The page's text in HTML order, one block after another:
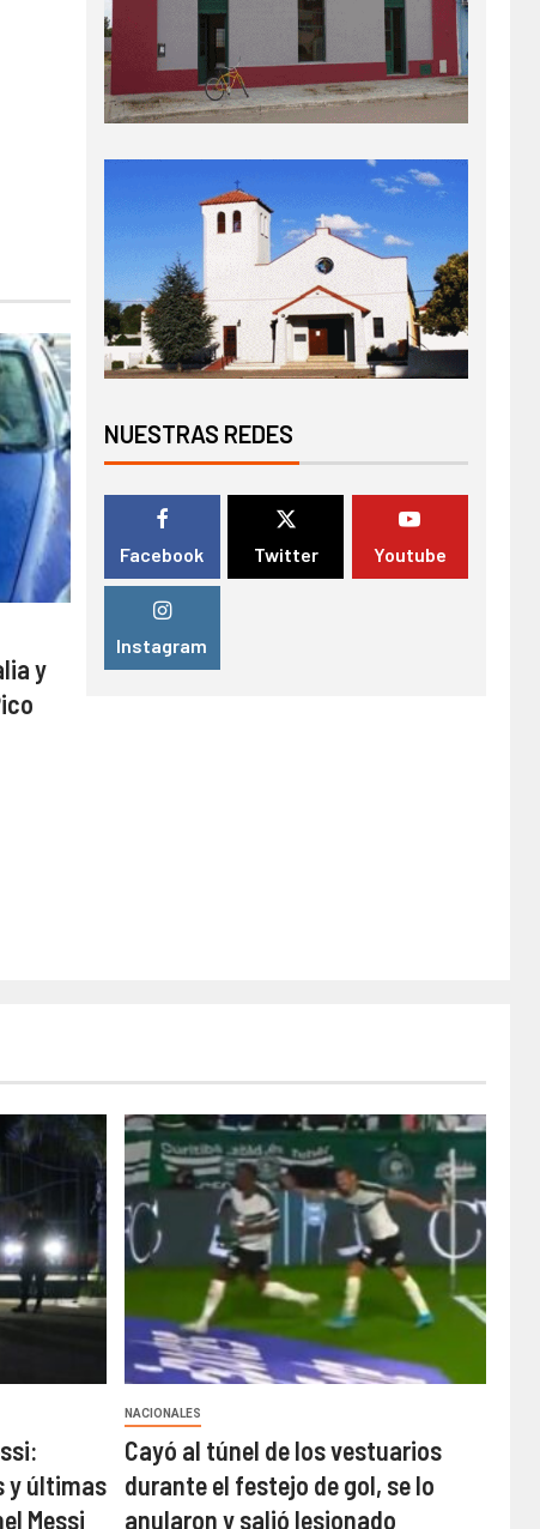
y
NUESTRAS REDES
Facebook Twitter Youtube
Instagram
y últimas
Messi
NACIONALES
Cayó al túnel de los vestuarios
durante el festejo de gol, se lo
anularon y salió lesionado